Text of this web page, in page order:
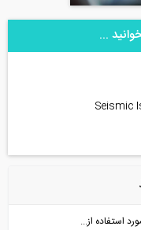
استفاده از...